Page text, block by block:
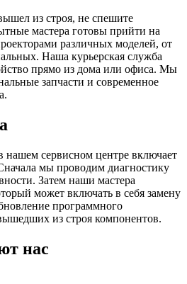
из строя, не спешите
мастера готовы прийти на
различных моделей, от
Наша курьерская служба
прямо из дома или офиса. Мы
запчасти и современное
нашем сервисном центре включает
мы проводим диагностику
Затем наши мастера
может включать в себя замену
программного
из строя компонентов.
нас